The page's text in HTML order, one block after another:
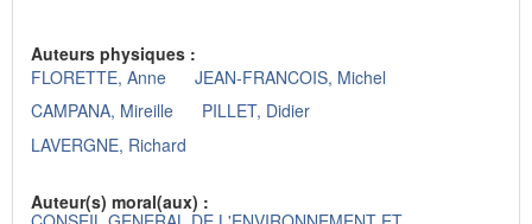
Auteurs physiques :
FLORETTE, Anne
JEAN-FRANCOIS, Michel
CAMPANA, Mireille
PILLET, Didier
LAVERGNE, Richard
Auteur(s) moral(aux) :